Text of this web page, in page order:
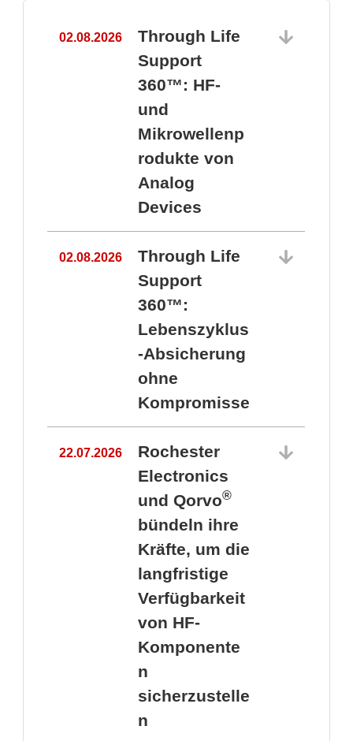
02.08.2026
Through Life
Support
360™: HF-
und
Mikrowellenp
rodukte von
Analog
Devices
02.08.2026
Through Life
Support
360™:
Lebenszyklus
-Absicherung
ohne
Kompromisse
22.07.2026
Rochester
Electronics
und Qorvo®
bündeln ihre
Kräfte, um die
langfristige
Verfügbarkeit
von HF-
Komponente
n
sicherzustelle
n